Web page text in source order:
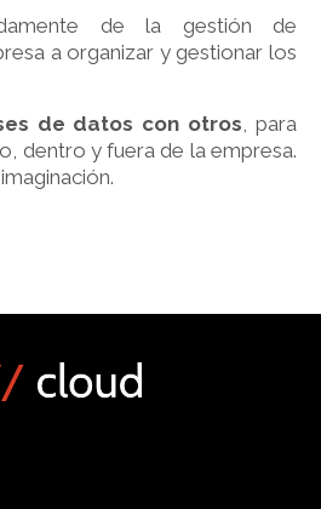
de la gestión de
a organizar y gestionar los
de datos con otros , para
dentro y fuera de la empresa.